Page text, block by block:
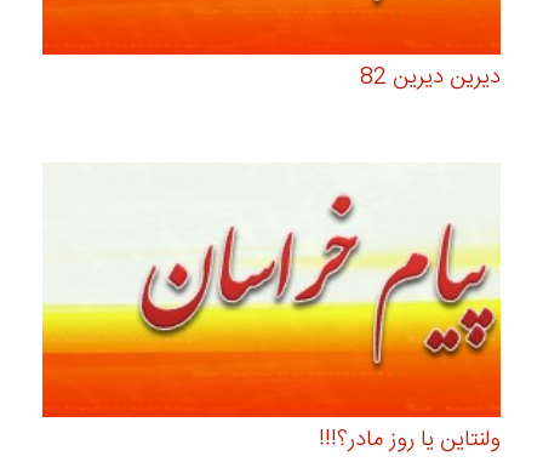
دیرین دیرین 82
ولنتاین یا روز مادر؟!!!